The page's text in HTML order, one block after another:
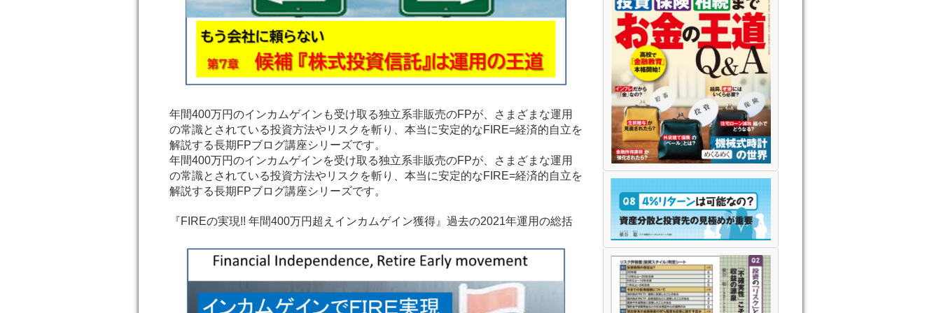
年間400万円のインカムゲインも受け取る独立系非販売のFPが、さまざまな運用
の常識とされている投資方法やリスクを斬り、本当に安定的なFIRE=経済的自立を
解説する長期FPブログ講座シリーズです。
年間400万円のインカムゲインを受け取る独立系非販売のFPが、さまざまな運用
の常識とされている投資方法やリスクを斬り、本当に安定的なFIRE=経済的自立を
解説する長期FPブログ講座シリーズです。
『FIREの実現!! 年間400万円超えインカムゲイン獲得』過去の2021年運用の総括